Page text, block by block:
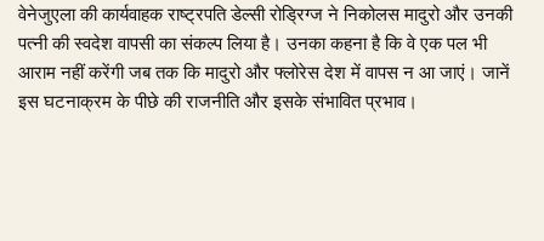
वेनेजुएला की कार्यवाहक राष्ट्रपति डेल्सी रोड्रिग्ज ने निकोलस मादुरो और उनकी
पत्नी की स्वदेश वापसी का संकल्प लिया है। उनका कहना है कि वे एक पल भी
आराम नहीं करेंगी जब तक कि मादुरो और फ्लोरेस देश में वापस न आ जाएं। जानें
इस घटनाक्रम के पीछे की राजनीति और इसके संभावित प्रभाव।